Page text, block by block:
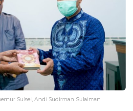
Sulsel, Andi Sudirman Sulaiman